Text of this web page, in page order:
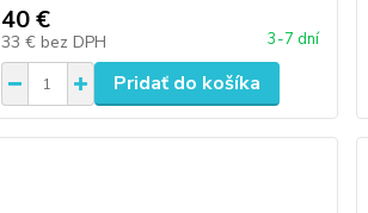
40 €
33 € bez DPH 3-7 dní
Pridať do košíka